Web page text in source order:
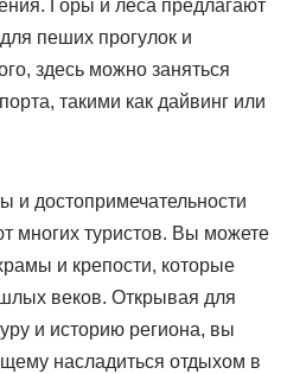
Горы и леса предлагают
пеших прогулок и
здесь можно заняться
такими как дайвинг или
и достопримечательности
многих туристов. Вы можете
и крепости, которые
веков. Открывая для
и историю региона, вы
насладиться отдыхом в